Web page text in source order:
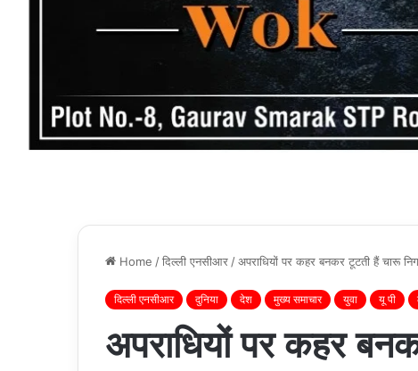
Home /दिल्ली एनसीआर /अपराधियों पर कहर बनकर टूटती हैं चारू
दिल्ली एनसीआर दुनिया देश मुख्य समाचार युवा यू पी
अपराधियों पर कहर